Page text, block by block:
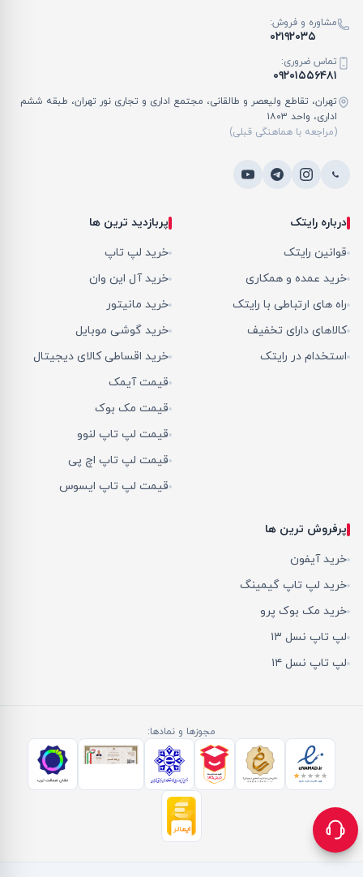
مشاوره و فروش:
۰۲۱۹۲۰۳۵
تماس ضروری:
۰۹۲۰۱۵۵۶۴۸۱
تهران، تقاطع ولیعصر و طالقانی، مجتمع اداری و تجاری نور تهران، طبقه ششم
اداری، واحد ۱۸۰۳
(مراجعه با هماهنگی قبلی)
درباره رایتک
قوانین رایتک
خرید عمده و همکاری
راه های ارتباطی با رایتک
کالاهای دارای تخفیف
استخدام در رایتک
پربازدید ترین ها
خرید لپ تاپ
خرید آل این وان
خرید مانیتور
خرید گوشی موبایل
خرید اقساطی کالای دیجیتال
قیمت آیمک
قیمت مک بوک
قیمت لپ تاپ لنوو
قیمت لپ تاپ اچ پی
قیمت لپ تاپ ایسوس
پرفروش ترین ها
خرید آیفون
خرید لپ تاپ گیمینگ
خرید مک بوک پرو
لپ تاپ نسل ۱۳
لپ تاپ نسل ۱۴
مجوزها و نمادها: